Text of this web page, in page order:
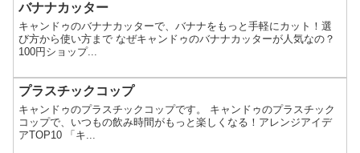
バナナカッター
キャンドゥのバナナカッターで、バナナをもっと手軽にカット！選
び方から使い方まで なぜキャンドゥのバナナカッターが人気なの？
100円ショップ...
プラスチックコップ
キャンドゥのプラスチックコップです。 キャンドゥのプラスチック
コップで、いつもの飲み時間がもっと楽しくなる！アレンジアイデ
アTOP10 「キ...